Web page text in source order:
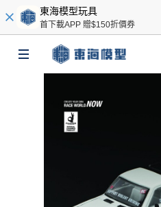
東海模型玩具
首下載APP 贈$150折價券